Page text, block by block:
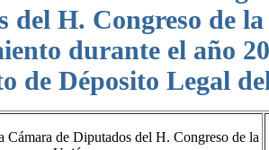
del H. Congreso de
durante el año
de Déposito Legal
de Diputados del H. Congreso de la